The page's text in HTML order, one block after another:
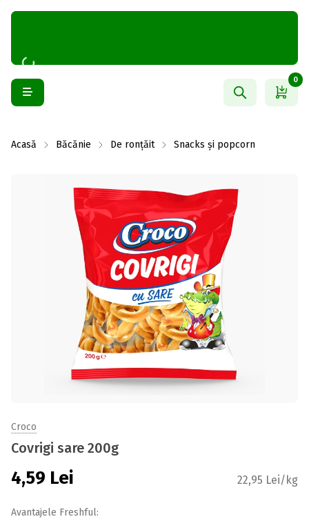
0
Acasă Băcănie De ronțăit Snacks și popcorn
Croco
Covrigi sare 200g
4,59 Lei 22,95 Lei/kg
Avantajele Freshful: